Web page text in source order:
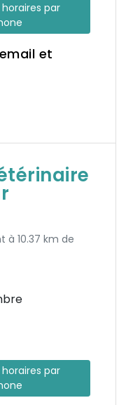
par
et
à 10.37 km de
par